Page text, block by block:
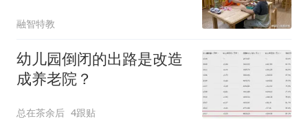
融智特教
幼儿园倒闭的出路是改造
成养老院？
总在茶余后 4跟贴